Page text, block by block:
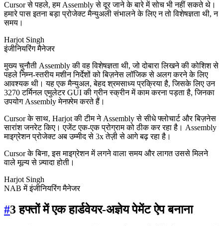
Cursor से पहले, हम Assembly से दूर जाने के बारे में सोच भी नहीं सकते थे।
हमारे पास इतना बड़ा प्रोजेक्ट मैन्युअली संभालने के लिए न तो विशेषज्ञता थी, न
समय।
Harjot Singh
इंजीनियरिंग मैनेजर
मुख्य चुनौती Assembly की वह विशेषज्ञता थी, जो दोबारा लिखने की कोशिश से
पहले निम्न-स्तरीय मशीन निर्देशों को बिज़नेस लॉजिक से अलग करने के लिए
आवश्यक थी। यह एक मैन्युअल, बेहद श्रमसाध्य प्रक्रिया है, जिसके लिए उन
3270 टर्मिनल एमुलेटर GUI की ग्रीन स्क्रीन में काम करना पड़ता है, जिनका
उपयोग Assembly मेनफ़्रेम करते हैं।
Cursor के साथ, Harjot की टीम ने Assembly से सीधे फ्लोचार्ट और बिज़नेस
सारांश जनरेट किए। एजेंट एक-एक प्रोग्राम को ठीक कर रहा है। Assembly
माइग्रेशन प्रोजेक्ट अब उम्मीद से 3x तेज़ी से आगे बढ़ रहा है।
Cursor के बिना, इस माइग्रेशन में लगने वाला समय और लागत उससे मिलने
वाले मूल्य से ज़्यादा होती।
Harjot Singh
NAB में इंजीनियरिंग मैनेजर
#3 हफ्तों में एक हार्डवेयर-अज्ञेय पेमेंट ऐप बनाना